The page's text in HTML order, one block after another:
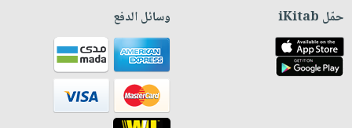
حمّل iKitab وسائل الدفع